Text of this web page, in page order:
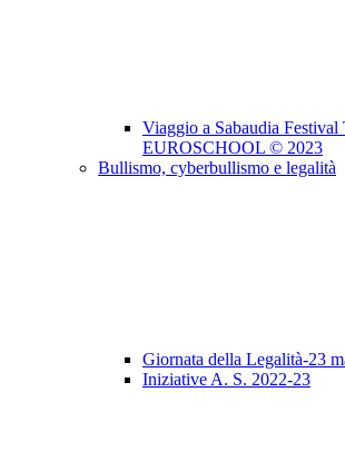
Viaggio a Sabaudia Festival
EUROSCHOOL © 2023
Bullismo, cyberbullismo e legalità
Giornata della Legalità-23
Iniziative A. S. 2022-23